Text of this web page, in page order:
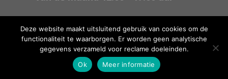
Copyright De kunstkeuken | Realisatie door
Deze website maakt uitsluitend gebruik van cookies om de
functionaliteit te waarborgen. Er worden geen analytische
gegevens verzameld voor reclame doeleinden.
Ok
Meer informatie